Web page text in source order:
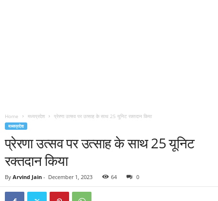
Home मध्यप्रदेश प्रेरणा उत्सव पर उत्साह के साथ 25 यूनिट रक्तदान किया
मध्यप्रदेश
प्रेरणा उत्सव पर उत्साह के साथ 25 यूनिट
रक्तदान किया
By Arvind Jain - December 1, 2023 64 0